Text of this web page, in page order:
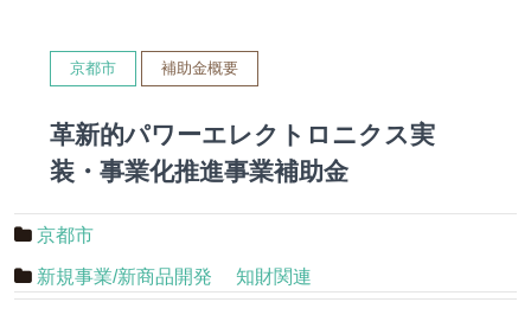
京都市 補助金概要
革新的パワーエレクトロニクス実
装・事業化推進事業補助金
京都市
新規事業/新商品開発 知財関連